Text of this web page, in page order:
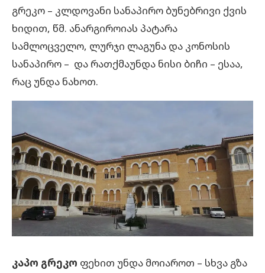
გრეკო – კლდოვანი სანაპირო ბუნებრივი ქვის
ხიდით, წმ. ანარგიროიას პატარა
სამლოცველო, ლურჯი ლაგუნა და კონოსის
სანაპირო – და რათქმაუნდა ნისი ბიჩი – ესაა,
რაც უნდა ნახოთ.
კაპო გრეკო ფეხით უნდა მოიაროთ – სხვა გზა